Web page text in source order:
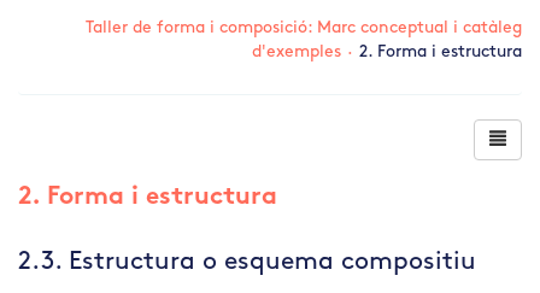
Taller de forma i composició: Marc conceptual i catàleg
d'exemples · 2. Forma i estructura
2. Forma i estructura
2.3. Estructura o esquema compositiu